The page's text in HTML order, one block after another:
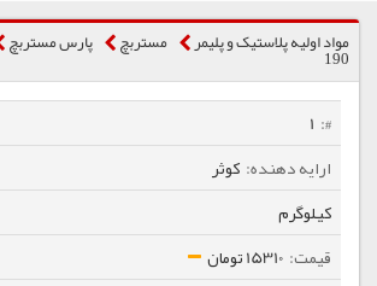
مواد اولیه پلاستیک و پلیمر مستربچ پارس مستربچ
190
1
کوثر
کیلوگرم
15310 تومان